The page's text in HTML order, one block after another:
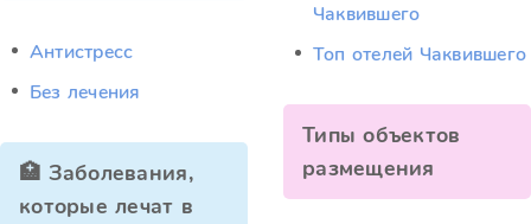
Антистресс
Без лечения
🏥 Заболевания,
которые лечат в
Чаквившего
Топ отелей Чаквившего
Типы объектов
размещения